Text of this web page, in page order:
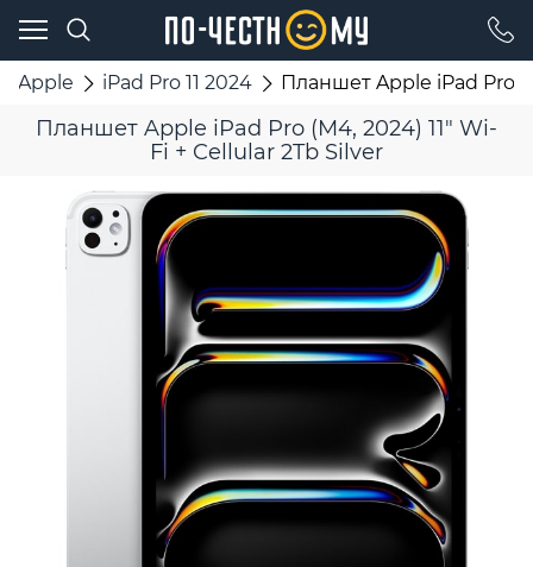
Apple iPad Pro 11 2024 Планшет Apple iPad Pro
Планшет Apple iPad Pro (M4, 2024) 11" Wi-
Fi + Cellular 2Tb Silver